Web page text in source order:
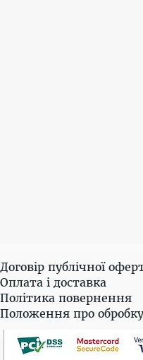
Договір публічної
Оплата і доставка
Політика повернення
Положення про